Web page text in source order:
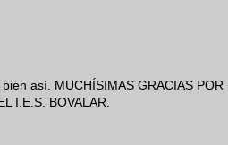
así. MUCHÍSIMAS GRACIAS POR
I.E.S. BOVALAR.